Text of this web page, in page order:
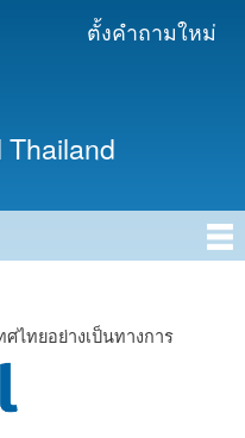
ตั้งคำถามใหม่
ไทยอย่างเป็นทางการ